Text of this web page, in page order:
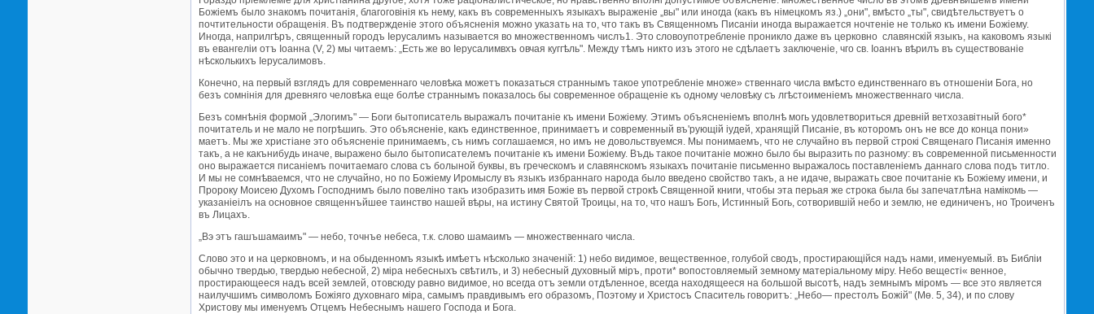
Божiемъ было знакомъ почитанiя, благоговiнiя къ нему, какъ въ современныхъ языкахъ выраженiе „вы" или иногда (какъ въ нiмецкомъ яз.) „они", вмѣсто „ты", свидѣтельствуетъ о
почтительности обращенiя. Въ подтвержденiе этого объясненiя можно указать на то, что такъ въ Священномъ Писанiи иногда выражается ночтенiе не только къ имени Божiему.
Иногда, наприлгѣръ, священный городъ Iерусалимъ называется во множественномъ числъ1. Это словоупотребленiе проникло даже въ церковно славянскiй языкъ, на каковомъ языкi
въ евангелiи отъ Iоанна (V, 2) мы читаемъ: „Есть же во Iерусалимвхъ овчая куггѣль". Между тѣмъ никто изъ этого не сдѣлаетъ заключенiе, чго св. Iоаннъ вѣрилъ въ существованiе
нѣсколькихъ Iерусалимовъ.
Конечно, на первый взглядъ для современнаго человѣка можетъ показаться страннымъ такое употребленiе множе» ственнаго числа вмѣсто единственнаго въ отношенiи Бога, но
безъ сомнiнiя для древняго человѣка еще болѣе страннымъ показалось бы современное обращенiе къ одному человѣку съ лгѣстоименiемъ множественнаго числа.
Безъ сомнѣнiя формой „Элогимъ" — Боги бытописатель выражалъ почитанiе къ имени Божiему. Этимъ объясненiемъ вполнѣ могь удовлетвориться древнiй ветхозавiтный бого*
почитатель и не мало не погрѣшигь. Это объясненiе, какъ единственное, принимаетъ и современный въ'рующiй iудей, хранящiй Писанiе, въ которомъ онъ не все до конца пони»
маетъ. Мы же христiане это объясненiе принимаемъ, съ нимъ соглашаемся, но имъ не довольствуемся. Мы понимаемъ, что не случайно въ первой строкi Священаго Писанiя именно
такъ, а не какънибудь иначе, выражено было бытописателемъ почитанiе къ имени Божiему. Въдь такое почитанiе можно было бы выразить по разному: въ современной письменности
оно выражается писанiемъ почитаемаго слова съ болыной буквы, въ греческомъ и славянскомъ языкахъ почитанiе письменно выражалось поставленiемъ даннаго слова подъ титло.
И мы не сомнѣваемся, что не случайно, но по Божiему Иромыслу въ языкъ избраннаго народа было введено свойство такъ, а не идаче, выражать свое почитанiе къ Божiему имени, и
Пророку Моисею Духомъ Господнимъ было повелiно такъ изобразить имя Божiе въ первой строкѣ Священной книги, чтобы эта перьая же строка была бы запечатлѣна намiкомь —
указанiеiлъ на основное священнъйшее таинство нашей вѣры, на истину Святой Троицы, на то, что нашъ Богь, Истинный Богь, сотворившiй небо и землю, не единиченъ, но Троиченъ
въ Лицахъ.
„Вэ этъ гашъшамаимъ" — небо, точнъе небеса, т.к. слово шамаимъ — множественнаго числа.
Слово это и на церковномъ, и на обыденномъ языкѣ имѣетъ нѣсколько значенiй: 1) небо видимое, вещественное, голубой сводъ, простирающiйся надъ нами, именуемый. въ Библiи
обычно твердью, твердью небесной, 2) мiра небесныхъ свѣтилъ, и 3) небесный духовный мiръ, проти* вопостовляемый земному матерiальному мiру. Небо вещестi« венное,
простирающееся надъ всей землей, отовсюду равно видимое, но всегда отъ земли отдѣленное, всегда находящееся на большой высотѣ, надъ земнымъ мiромъ — все это является
наилучшимъ символомъ Божiяго духовнаго мiра, самымъ правдивымъ его образомъ, Поэтому и Христосъ Спаситель говоритъ: „Небо— престолъ Божiй" (Мө. 5, 34), и по слову
Христову мы именуемъ Отцемъ Небеснымъ нашего Господа и Бога.